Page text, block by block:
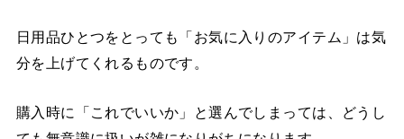
日用品ひとつをとっても「お気に入りのアイテム」は気
分を上げてくれるものです。
購入時に「これでいいか」と選んでしまっては、どうし